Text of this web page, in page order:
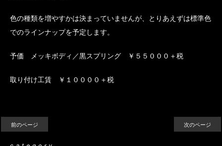
色の種類を増やすかは決まっていませんが、とりあえずは標準色
でのラインナップを予定します。
予価 メッキボディ／黒スプリング ￥５５０００＋税
取り付け工賃 ￥１００００＋税
前のページ 次のページ